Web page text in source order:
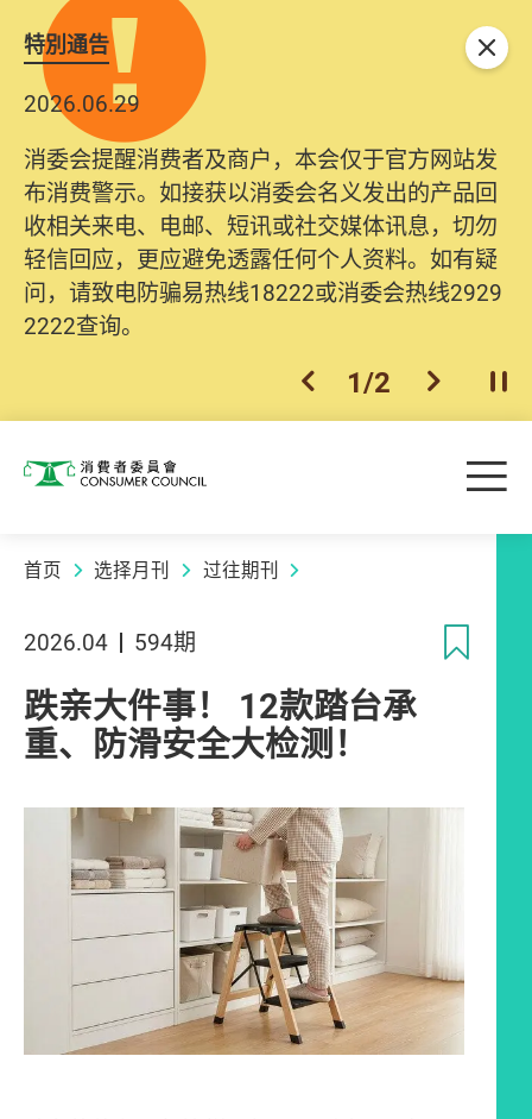
特別通告
2026.06.29
消委会提醒消费者及商户，本会仅于官方网站发
布消费警示。如接获以消委会名义发出的产品回
收相关来电、电邮、短讯或社交媒体讯息，切勿
轻信回应，更应避免透露任何个人资料。如有疑
问，请致电防骗易热线18222或消委会热线2929
2222查询。
上一个
1/2 下一个开
关闭
消费者委员会 目
首页 选择月刊 过往期刊
2026.04 594期
跌亲大件事！ 12款踏台承
重、防滑安全大检测！